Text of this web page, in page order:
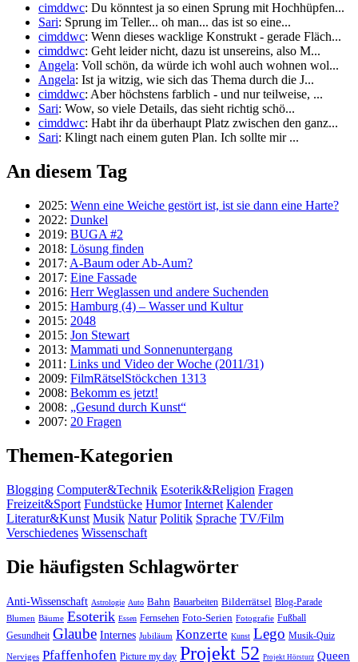
cimddwc: Du könntest ja so einen Sprung mit Hochhüpfen...
Sari: Sprung im Teller... oh man... das ist so eine...
cimddwc: Wenn dieses wacklige Konstrukt - gerade Fläch...
cimddwc: Geht leider nicht, dazu ist unsereins, also M...
Angela: Voll schön, da würde ich wohl auch wohnen wol...
Angela: Ist ja witzig, wie sich das Thema durch die J...
cimddwc: Aber höchstens farblich - und nur teilweise, ...
Sari: Wow, so viele Details, das sieht richtig schö...
cimddwc: Habt ihr da überhaupt Platz zwischen den ganz...
Sari: Klingt nach einem guten Plan. Ich sollte mir ...
An diesem Tag
2025: Wenn eine Weiche gestört ist, ist sie dann eine Harte?
2022: Dunkel
2019: BUGA #2
2018: Lösung finden
2017: A-Baum oder Ab-Aum?
2017: Eine Fassade
2016: Herr Weglassen und andere Suchenden
2015: Hamburg (4) – Wasser und Kultur
2015: 2048
2015: Jon Stewart
2013: Mammati und Sonnenuntergang
2011: Links und Video der Woche (2011/31)
2009: FilmRätselStöckchen 1313
2008: Bekomm es jetzt!
2008: „Gesund durch Kunst“
2007: 20 Fragen
Themen-Kategorien
Blogging Computer&Technik Esoterik&Religion Fragen
Freizeit&Sport Fundstücke Humor Internet Kalender
Literatur&Kunst Musik Natur Politik Sprache TV/Film
Verschiedenes Wissenschaft
Die häufigsten Schlagwörter
Anti-Wissenschaft Astrologie Auto Bahn Bauarbeiten Bilderrätsel Blog-Parade
Blumen Bäume Esoterik Essen Fernsehen Foto-Serien Fotografie Fußball
Gesundheit Glaube Internes Jubiläum Konzerte Kunst Lego Musik-Quiz
Nerviges Pfaffenhofen Picture my day Projekt 52 Projekt Hörsturz Queen